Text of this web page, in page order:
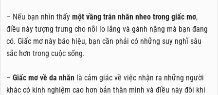
– Nếu bạn nhìn thấy một vầng trán nhăn nheo trong giấc mơ,
điều này tượng trưng cho nỗi lo lắng và gánh nặng mà bạn đang
có. Giấc mơ này báo hiệu, bạn cần phải có những suy nghĩ sâu
sắc hơn trong cuộc sống.
– Giấc mơ về da nhăn là cảm giác về việc nhận ra những người
khác có kinh nghiệm cao hơn bản thân mình và điều này đôi khi